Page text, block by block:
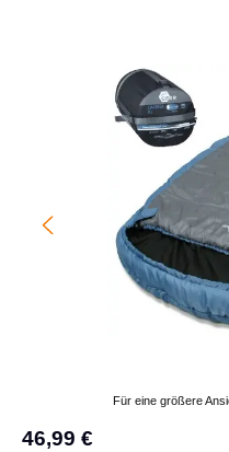
Bildergalerie überspringen
Für eine größere
Verkaufspreis:
46,99 €